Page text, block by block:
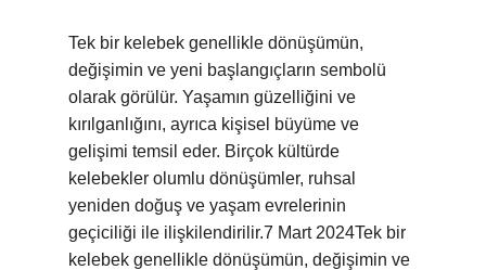
Tek bir kelebek genellikle dönüşümün,
değişimin ve yeni başlangıçların sembolü
olarak görülür. Yaşamın güzelliğini ve
kırılganlığını, ayrıca kişisel büyüme ve
gelişimi temsil eder. Birçok kültürde
kelebekler olumlu dönüşümler, ruhsal
yeniden doğuş ve yaşam evrelerinin
geçiciliği ile ilişkilendirilir.7 Mart 2024Tek bir
kelebek genellikle dönüşümün, değişimin ve